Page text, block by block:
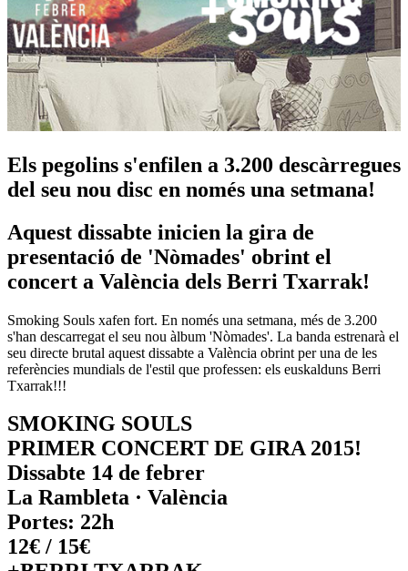
Els pegolins s'enfilen a 3.200 descàrregues
del seu nou disc en només una setmana!
Aquest dissabte inicien la gira de
presentació de 'Nòmades' obrint el
concert a València dels Berri Txarrak!
Smoking Souls xafen fort. En només una setmana, més de 3.200
s'han descarregat el seu nou àlbum 'Nòmades'. La banda estrenarà el
seu directe brutal aquest dissabte a València obrint per una de les
referències mundials de l'estil que professen: els euskalduns Berri
Txarrak!!!
SMOKING SOULS
PRIMER CONCERT DE GIRA 2015!
Dissabte 14 de febrer
La Rambleta · València
Portes: 22h
12€ / 15€